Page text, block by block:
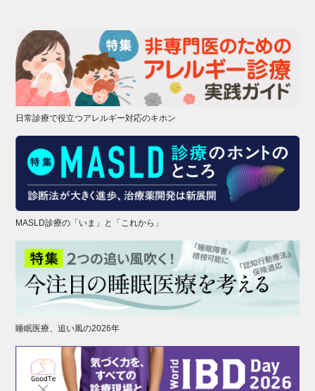
日常診療で役立つアレルギー対応のキホン
MASLD診療の「いま」と「これから」
睡眠医療、追い風の2026年